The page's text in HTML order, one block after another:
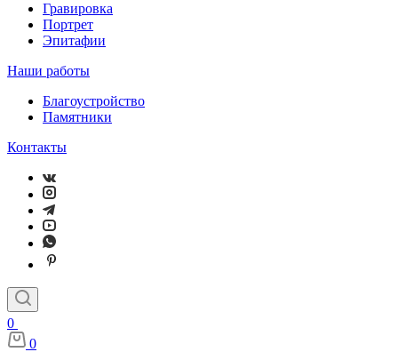
Гравировка
Портрет
Эпитафии
Наши работы
Благоустройство
Памятники
Контакты
0
0